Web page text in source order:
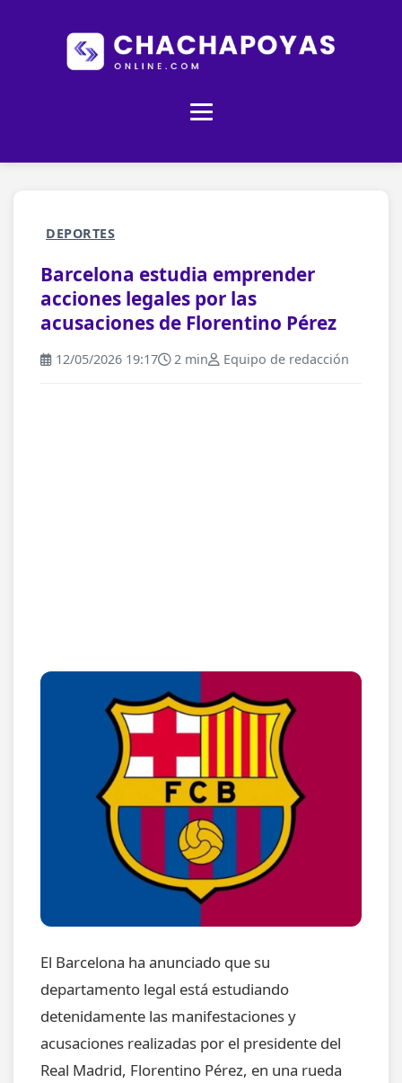
DEPORTES
Barcelona estudia emprender
acciones legales por las
acusaciones de Florentino Pérez
12/05/2026 19:17 2 min Equipo de redacción
El Barcelona ha anunciado que su
departamento legal está estudiando
detenidamente las manifestaciones y
acusaciones realizadas por el presidente del
Real Madrid, Florentino Pérez, en una rueda